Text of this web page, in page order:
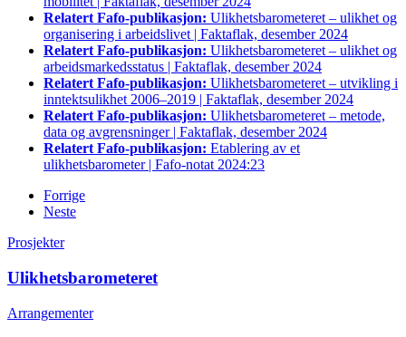
Relatert Fafo-publikasjon: Ulikhetsbarometeret – ulikhet og
organisering i arbeidslivet | Faktaflak, desember 2024
Relatert Fafo-publikasjon: Ulikhetsbarometeret – ulikhet og
arbeidsmarkedsstatus | Faktaflak, desember 2024
Relatert Fafo-publikasjon: Ulikhetsbarometeret – utvikling i
inntektsulikhet 2006–2019 | Faktaflak, desember 2024
Relatert Fafo-publikasjon: Ulikhetsbarometeret – metode,
data og avgrensninger | Faktaflak, desember 2024
Relatert Fafo-publikasjon: Etablering av et
ulikhetsbarometer | Fafo-notat 2024:23
Forrige
Neste
Prosjekter
Ulikhetsbarometeret
Arrangementer